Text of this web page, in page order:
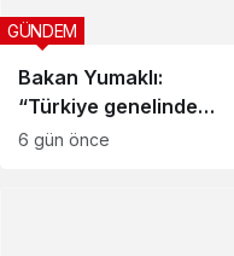
Bakan Yumaklı:
“Türkiye genelinde
çıkan 169 yangından
GÜNDEM
6 gün önce